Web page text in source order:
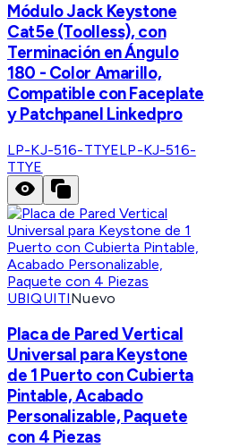
Módulo Jack Keystone
Cat5e (Toolless), con
Terminación en Ángulo
180 - Color Amarillo,
Compatible con Faceplate
y Patchpanel Linkedpro
LP-KJ-516-TTYELP-KJ-516-
TTYE
UBIQUITINuevo
Placa de Pared Vertical
Universal para Keystone
de 1 Puerto con Cubierta
Pintable, Acabado
Personalizable, Paquete
con 4 Piezas